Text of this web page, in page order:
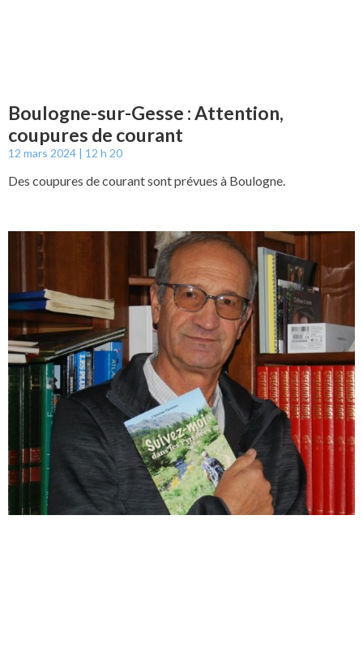
Boulogne-sur-Gesse : Attention,
coupures de courant
12 mars 2024 12 h 20
Des coupures de courant sont prévues à Boulogne.